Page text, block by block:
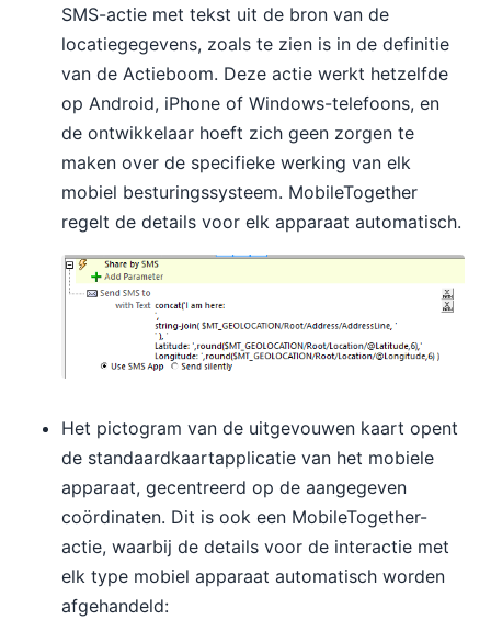
SMS-actie met tekst uit de bron van de
locatiegegevens, zoals te zien is in de definitie
van de Actieboom. Deze actie werkt hetzelfde
op Android, iPhone of Windows-telefoons, en
de ontwikkelaar hoeft zich geen zorgen te
maken over de specifieke werking van elk
mobiel besturingssysteem. MobileTogether
regelt de details voor elk apparaat automatisch.
Het pictogram van de uitgevouwen kaart opent
de standaardkaartapplicatie van het mobiele
apparaat, gecentreerd op de aangegeven
coördinaten. Dit is ook een MobileTogether-
actie, waarbij de details voor de interactie met
elk type mobiel apparaat automatisch worden
afgehandeld: